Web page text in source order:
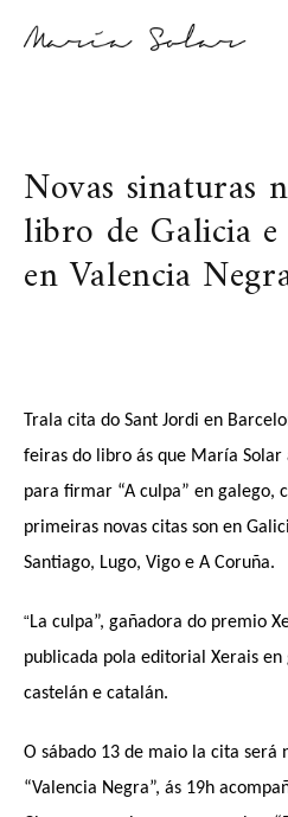
Novas sinaturas
libro de Galicia
en Valencia
Trala cita do Sant Jordi en
feiras do libro ás que María
para firmar “A culpa” en galego,
primeiras novas citas son en
Santiago, Lugo, Vigo e A Coruña.
“La culpa”, gañadora do premio
publicada pola editorial Xerais
castelán e catalán.
O sábado 13 de maio la cita será
“Valencia Negra”, ás 19h